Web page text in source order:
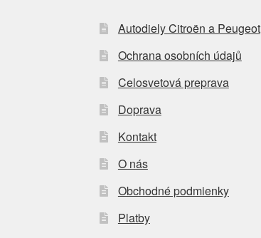
Autodiely Citroën a Peugeot
Ochrana osobních údajů
Celosvetová preprava
Doprava
Kontakt
O nás
Obchodné podmienky
Platby